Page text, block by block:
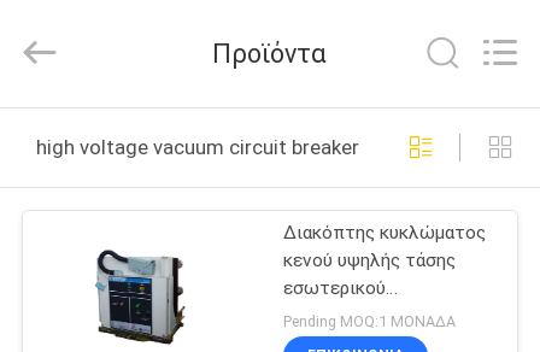
ΠΡΟΪΌΝΤΑ
ΕΜΦΆΝΙΣΗ
(Group)
Co.,Ltd..
Reserved.
Προϊόντα
high voltage vacuum circuit breaker διαδικτυακή
Διακόπτης κυκλώματος
κενού υψηλής τάσης
εσωτερικού
εναλλασσόμενου
ρεύματος VS1 ((ZN63A)
Pending MOQ:1 ΜΟΝΑΔΑ